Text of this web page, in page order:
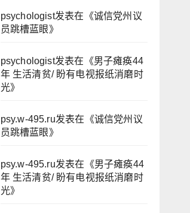
psychologist发表在《诚信党州议
员跳槽蓝眼》
psychologist发表在《男子瘫痪44
年 生活清贫/ 盼有电视报纸消磨时
光》
psy.w-495.ru发表在《诚信党州议
员跳槽蓝眼》
psy.w-495.ru发表在《男子瘫痪44
年 生活清贫/ 盼有电视报纸消磨时
光》